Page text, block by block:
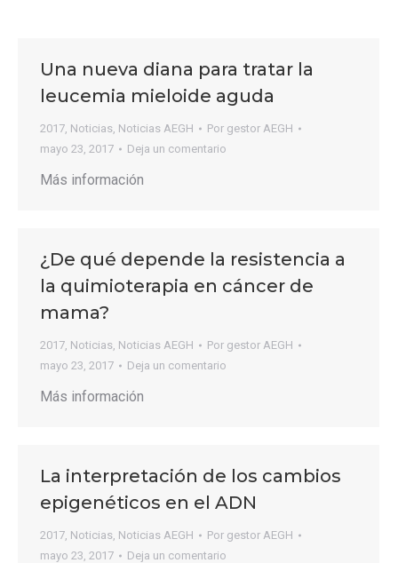
Una nueva diana para tratar la
leucemia mieloide aguda
2017, Noticias, Noticias AEGH Por gestor AEGH
mayo 23, 2017
Deja un comentario
Más información
¿De qué depende la resistencia a
la quimioterapia en cáncer de
mama?
2017, Noticias, Noticias AEGH Por gestor AEGH
mayo 23, 2017
Deja un comentario
Más información
La interpretación de los cambios
epigenéticos en el ADN
2017, Noticias, Noticias AEGH Por gestor AEGH
mayo 23, 2017
Deja un comentario